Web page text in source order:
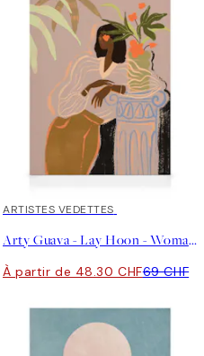
30%*
ARTISTES VEDETTES
Arty Guava - Lay Hoon - Woman Waiting Tableau sur toile
À partir de 48.30 CHF69 CHF